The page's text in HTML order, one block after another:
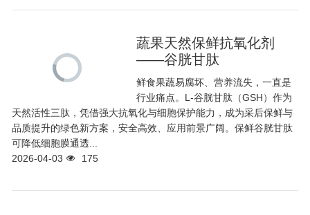
蔬果天然保鲜抗氧化剂
——谷胱甘肽
鲜食果蔬易腐坏、营养流失，一直是
行业痛点。L‑谷胱甘肽（GSH）作为
天然活性三肽，凭借强大抗氧化与细胞保护能力，成为采后保鲜与
品质提升的绿色新方案，安全高效、应用前景广阔。保鲜谷胱甘肽
可降低细胞膜通透...
2026-04-03
175